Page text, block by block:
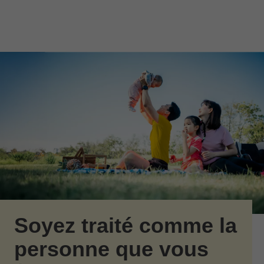
Soyez traité comme la
personne que vous